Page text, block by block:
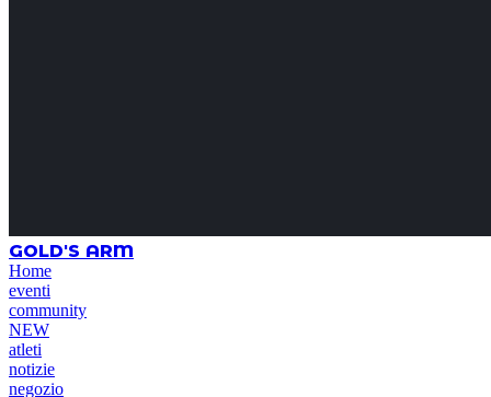
GOLD'S ARM
Home
eventi
community
NEW
atleti
notizie
negozio